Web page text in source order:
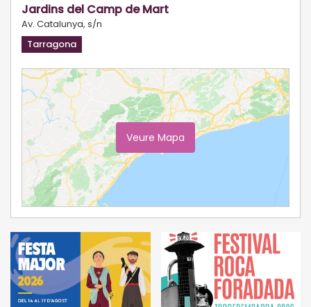
Jardins del Camp de Mart
Av. Catalunya, s/n
Tarragona
Veure Mapa